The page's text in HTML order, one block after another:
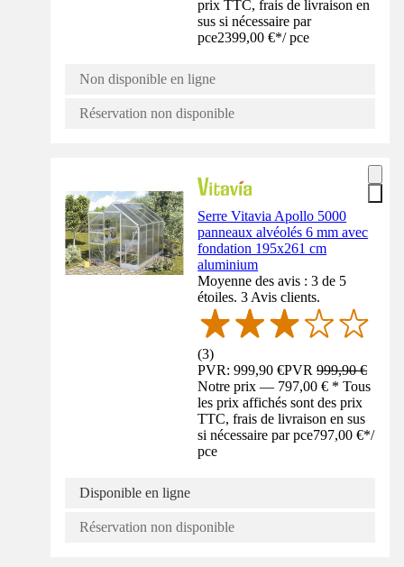
prix TTC, frais de livraison en
sus si nécessaire par
pce2399,00 €*/ pce
Non disponible en ligne
Réservation non disponible
Serre Vitavia Apollo 5000
panneaux alvéolés 6 mm avec
fondation 195x261 cm
aluminium
Moyenne des avis : 3 de 5
étoiles. 3 Avis clients.
(3)
PVR: 999,90 €PVR999,90 €
Notre prix — 797,00 € * Tous
les prix affichés sont des prix
TTC, frais de livraison en sus
si nécessaire par pce797,00 €*/
pce
Disponible en ligne
Réservation non disponible